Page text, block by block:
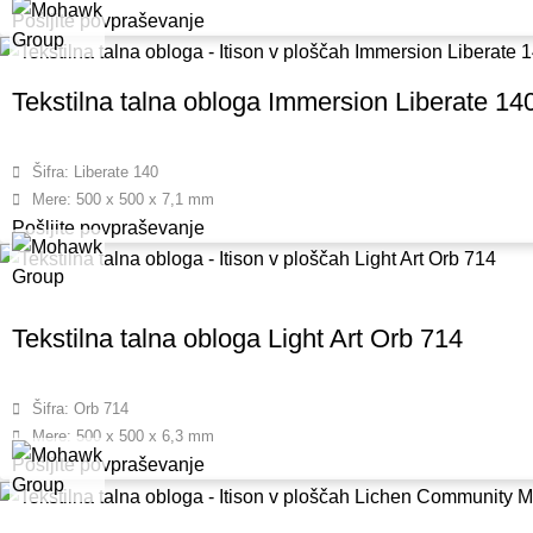
Pošljite povpraševanje
Tekstilna talna obloga Immersion Liberate
Šifra: Liberate 140
Mere: 500 x 500 x 7,1 mm
Pošljite povpraševanje
Tekstilna talna obloga Light Art Orb 714
Šifra: Orb 714
Mere: 500 x 500 x 6,3 mm
Pošljite povpraševanje